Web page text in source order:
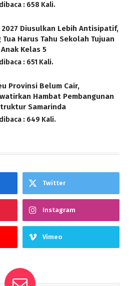
: 658 Kali.
2027 Diusulkan Lebih Antisipatif,
Tua Harus Tahu Sekolah Tujuan
Kelas 5
: 651 Kali.
Provinsi Belum Cair,
Hambat Pembangunan
Samarinda
: 649 Kali.
Twitter
Instagram
Vimeo